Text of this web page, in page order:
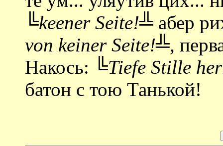
╚keener Seite!╩ абер
von keiner Seite!╩,
Накось: ╚Tiefe Stille
батон с тою Танькой!